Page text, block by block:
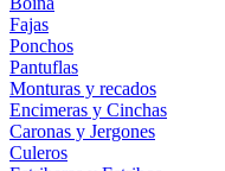
Fajas
Ponchos
Pantuflas
Monturas y recados
Encimeras y Cinchas
Caronas y Jergones
Culeros